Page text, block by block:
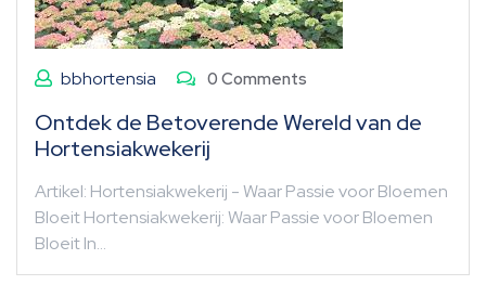
bbhortensia 0 Comments
Ontdek de Betoverende Wereld van de
Hortensiakwekerij
Artikel: Hortensiakwekerij - Waar Passie voor Bloemen
Bloeit Hortensiakwekerij: Waar Passie voor Bloemen
Bloeit In…